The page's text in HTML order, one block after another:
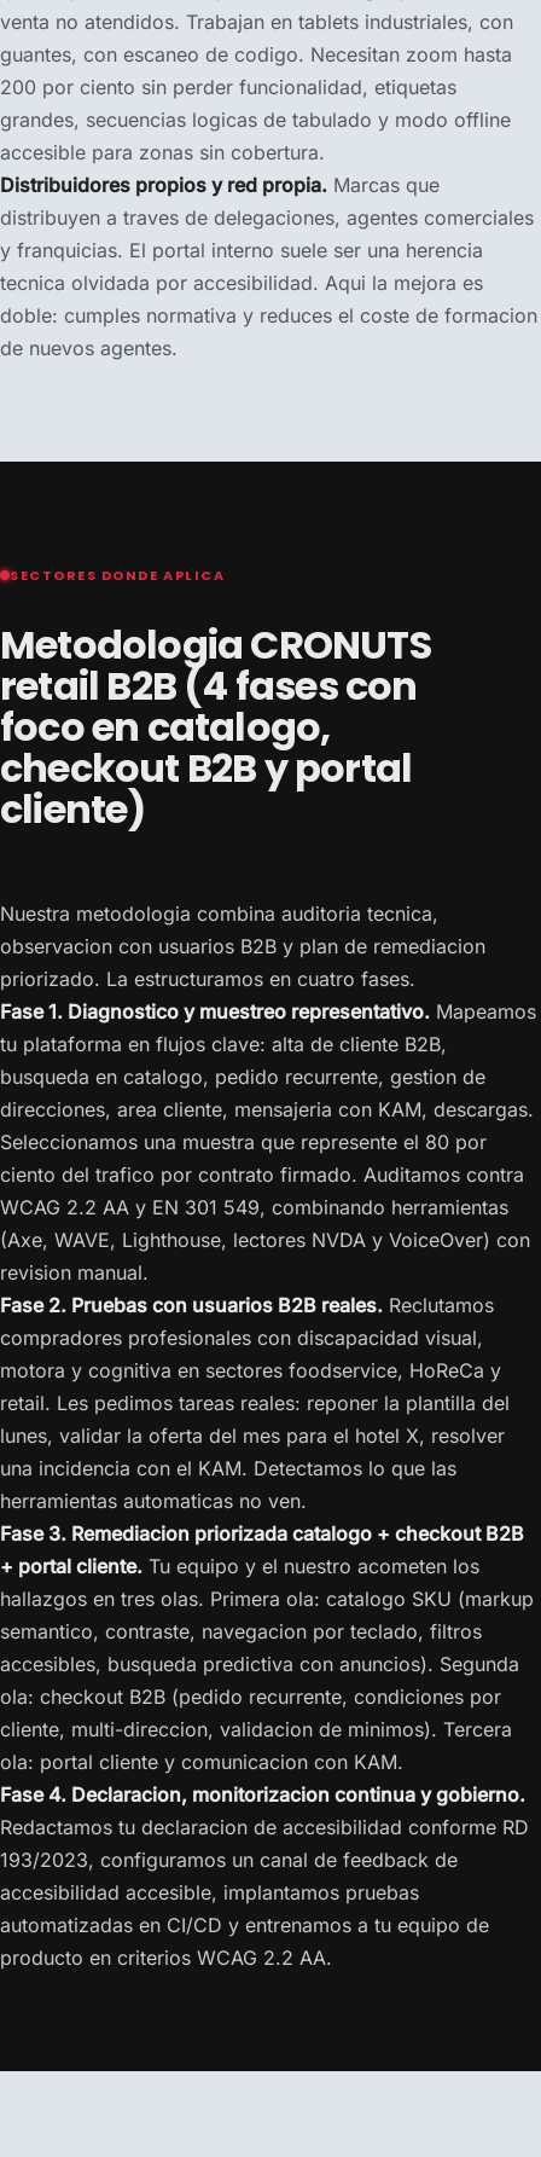
venta no atendidos. Trabajan en tablets industriales, con
guantes, con escaneo de codigo. Necesitan zoom hasta
200 por ciento sin perder funcionalidad, etiquetas
grandes, secuencias logicas de tabulado y modo offline
accesible para zonas sin cobertura.
Distribuidores propios y red propia. Marcas que
distribuyen a traves de delegaciones, agentes comerciales
y franquicias. El portal interno suele ser una herencia
tecnica olvidada por accesibilidad. Aqui la mejora es
doble: cumples normativa y reduces el coste de formacion
de nuevos agentes.
SECTORES DONDE APLICA
Metodologia CRONUTS
retail B2B (4 fases con
foco en catalogo,
checkout B2B y portal
cliente)
Nuestra metodologia combina auditoria tecnica,
observacion con usuarios B2B y plan de remediacion
priorizado. La estructuramos en cuatro fases.
Fase 1. Diagnostico y muestreo representativo. Mapeamos
tu plataforma en flujos clave: alta de cliente B2B,
busqueda en catalogo, pedido recurrente, gestion de
direcciones, area cliente, mensajeria con KAM, descargas.
Seleccionamos una muestra que represente el 80 por
ciento del trafico por contrato firmado. Auditamos contra
WCAG 2.2 AA y EN 301 549, combinando herramientas
(Axe, WAVE, Lighthouse, lectores NVDA y VoiceOver) con
revision manual.
Fase 2. Pruebas con usuarios B2B reales. Reclutamos
compradores profesionales con discapacidad visual,
motora y cognitiva en sectores foodservice, HoReCa y
retail. Les pedimos tareas reales: reponer la plantilla del
lunes, validar la oferta del mes para el hotel X, resolver
una incidencia con el KAM. Detectamos lo que las
herramientas automaticas no ven.
Fase 3. Remediacion priorizada catalogo + checkout B2B
+ portal cliente. Tu equipo y el nuestro acometen los
hallazgos en tres olas. Primera ola: catalogo SKU (markup
semantico, contraste, navegacion por teclado, filtros
accesibles, busqueda predictiva con anuncios). Segunda
ola: checkout B2B (pedido recurrente, condiciones por
cliente, multi-direccion, validacion de minimos). Tercera
ola: portal cliente y comunicacion con KAM.
Fase 4. Declaracion, monitorizacion continua y gobierno.
Redactamos tu declaracion de accesibilidad conforme RD
193/2023, configuramos un canal de feedback de
accesibilidad accesible, implantamos pruebas
automatizadas en CI/CD y entrenamos a tu equipo de
producto en criterios WCAG 2.2 AA.